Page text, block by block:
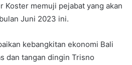
Koster memuji pejabat yang akan
Juni 2023 ini.
kebangkitan ekonomi Bali
dan tangan dingin Trisno